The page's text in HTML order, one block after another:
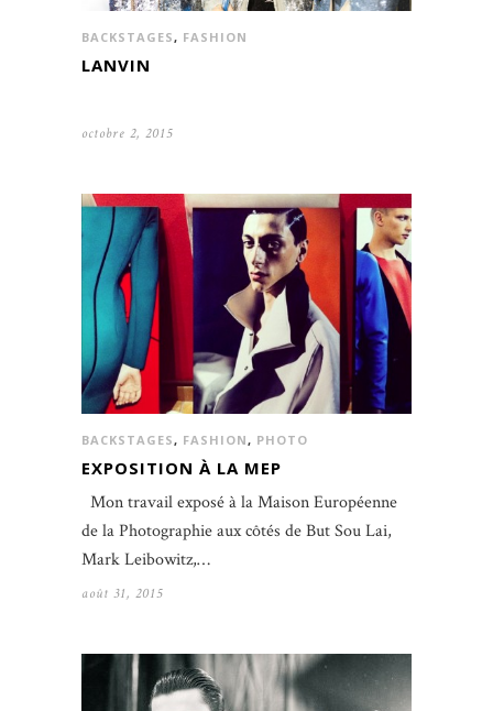
BACKSTAGES, FASHION
LANVIN
octobre 2, 2015
BACKSTAGES, FASHION, PHOTO
EXPOSITION À LA MEP
Mon travail exposé à la Maison Européenne
de la Photographie aux côtés de But Sou Lai,
Mark Leibowitz,…
août 31, 2015